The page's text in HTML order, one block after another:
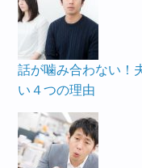
話が噛み合わない！
い４つの理由